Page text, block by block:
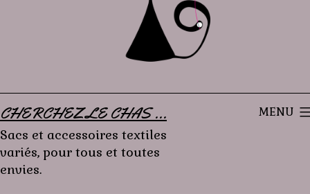
CHERCHEZ LE CHAS ...
Sacs et accessoires textiles
variés, pour tous et toutes
envies.
MENU